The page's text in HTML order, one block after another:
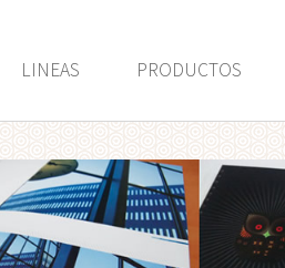
LINEAS PRODUCTOS